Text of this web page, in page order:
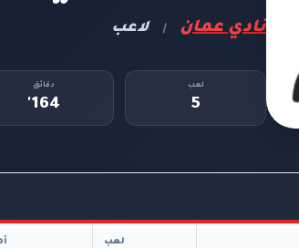
نادي عمان | لاعب
لعب
5
دقائق
164'
لعب